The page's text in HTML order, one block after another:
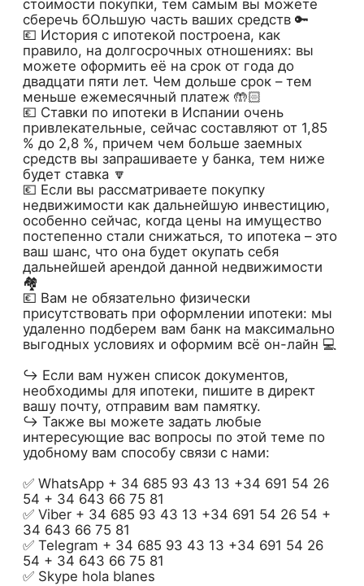
стоимости покупки, тем самым вы можете
сберечь бОльшую часть ваших средств 🔑
💶 История с ипотекой построена, как
правило, на долгосрочных отношениях: вы
можете оформить её на срок от года до
двадцати пяти лет. Чем дольше срок – тем
меньше ежемесячный платеж 🤲🏻
💶 Ставки по ипотеки в Испании очень
привлекательные, сейчас составляют от 1,85
% до 2,8 %, причем чем больше заемных
средств вы запрашиваете у банка, тем ниже
будет ставка 🔽
💶 Если вы рассматриваете покупку
недвижимости как дальнейшую инвестицию,
особенно сейчас, когда цены на имущество
постепенно стали снижаться, то ипотека – это
ваш шанс, что она будет окупать себя
дальнейшей арендой данной недвижимости
🏘️
💶 Вам не обязательно физически
присутствовать при оформлении ипотеки: мы
удаленно подберем вам банк на максимально
выгодных условиях и оформим всё он-лайн 💻
↪️ Если вам нужен список документов,
необходимы для ипотеки, пишите в директ
вашу почту, отправим вам памятку.
↪️ Также вы можете задать любые
интересующие вас вопросы по этой теме по
удобному вам способу связи с нами:
✅ WhatsApp + 34 685 93 43 13 +34 691 54 26
54 + 34 643 66 75 81
✅ Viber + 34 685 93 43 13 +34 691 54 26 54 +
34 643 66 75 81
✅ Telegram + 34 685 93 43 13 +34 691 54 26
54 + 34 643 66 75 81
✅ Skype hola blanes